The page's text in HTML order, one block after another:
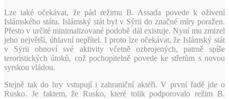
Lze také očekávat, že pád režimu B. Assada povede k oživení
Islámského státu. Islámský stát byl v Sýrii do značné míry poražen.
Přesto v určité minimalizované podobě dál existuje. Nyní mu zmizel
jeho největší, úhlavní nepřítel. I proto lze očekávat, že Islámský stát
v Sýrii obnoví své aktivity včetně ozbrojených, patrně spíše
teroristických útoků, což pochopitelně povede ke střetům s novou
syrskou vládou.
Stejně tak do hry vstupují i zahraniční aktéři. V první řadě jde o
Rusko. Je faktem, že Rusko, které tolik podporovalo režim B.